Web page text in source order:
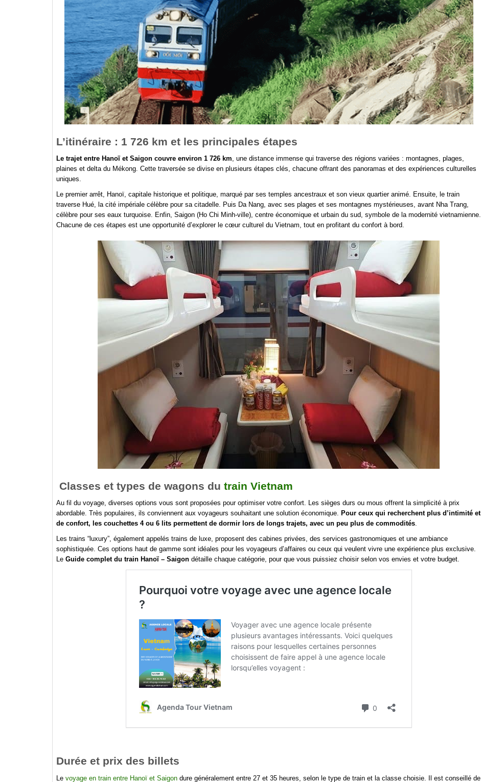
L’itinéraire : 1 726 km et les principales étapes
Le trajet entre Hanoï et Saigon couvre environ 1 726 km , une distance immense qui traverse des régions variées : montagnes, plages,
plaines et delta du Mékong. Cette traversée se divise en plusieurs étapes clés, chacune offrant des panoramas et des expériences culturelles
uniques.
Le premier arrêt, Hanoï, capitale historique et politique, marqué par ses temples ancestraux et son vieux quartier animé. Ensuite, le train
traverse Hué, la cité impériale célèbre pour sa citadelle. Puis Da Nang, avec ses plages et ses montagnes mystérieuses, avant Nha Trang,
célèbre pour ses eaux turquoise. Enfin, Saigon (Ho Chi Minh-ville), centre économique et urbain du sud, symbole de la modernité vietnamienne.
Chacune de ces étapes est une opportunité d’explorer le cœur culturel du Vietnam, tout en profitant du confort à bord.
Classes et types de wagons du train Vietnam
Au fil du voyage, diverses options vous sont proposées pour optimiser votre confort. Les sièges durs ou mous offrent la simplicité à prix
abordable. Très populaires, ils conviennent aux voyageurs souhaitant une solution économique. Pour ceux qui recherchent plus d’intimité et
de confort, les couchettes 4 ou 6 lits permettent de dormir lors de longs trajets, avec un peu plus de commodités.
Les trains “luxury”, également appelés trains de luxe, proposent des cabines privées, des services gastronomiques et une ambiance
sophistiquée. Ces options haut de gamme sont idéales pour les voyageurs d’affaires ou ceux qui veulent vivre une expérience plus exclusive.
Le Guide complet du train Hanoï – Saigon détaille chaque catégorie, pour que vous puissiez choisir selon vos envies et votre budget.
Durée et prix des billets
Le voyage en train entre Hanoï et Saigon dure généralement entre 27 et 35 heures, selon le type de train et la classe choisie. Il est conseillé de